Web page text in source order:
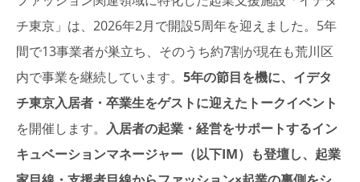
チ東京」は、2026年2月で開設5周年を迎えました。5年
間で13事業者が巣立ち、そのうち約7割が現在も荒川区
内で事業を継続しています。 5年の節目を機に、イデタ
チ東京入居者・卒業生をゲストに迎えたトークイベント
を開催します。 入居者の起業・経営をサポートするイン
キュベーションマネージャー（以下IM）も登壇し、起業